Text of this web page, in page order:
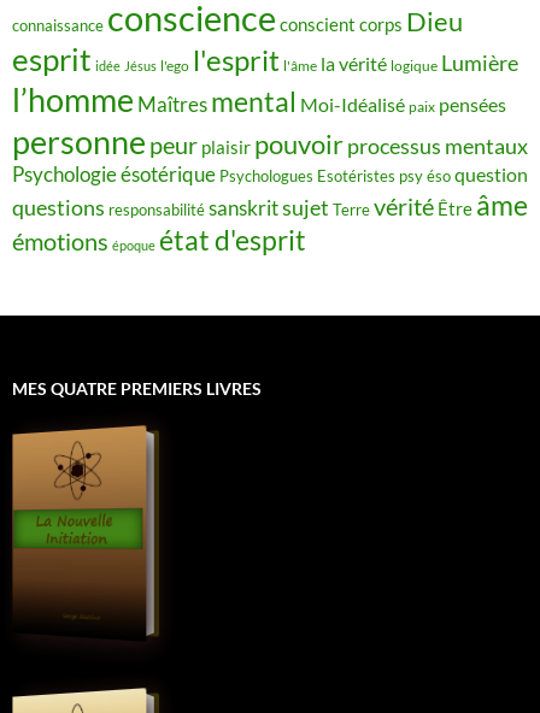
connaissance conscience conscient corps Dieu
esprit idée Jésus l'ego l'esprit l'âme la vérité logique Lumière
l’homme Maîtres mental Moi-Idéalisé paix pensées
personne peur plaisir pouvoirprocessus mentaux
Psychologie ésotérique Psychologues Esotéristes psy ésoquestion
questions responsabilitésanskritsujet Terrevérité Être âme
émotions époque état d'esprit
MES QUATRE PREMIERS LIVRES